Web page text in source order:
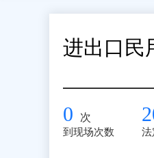
进出口民
0 次
到现场次数 法